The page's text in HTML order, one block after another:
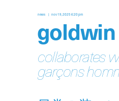
news nov 19, 2025 6:20 pm
goldwin
collaborates
garçons